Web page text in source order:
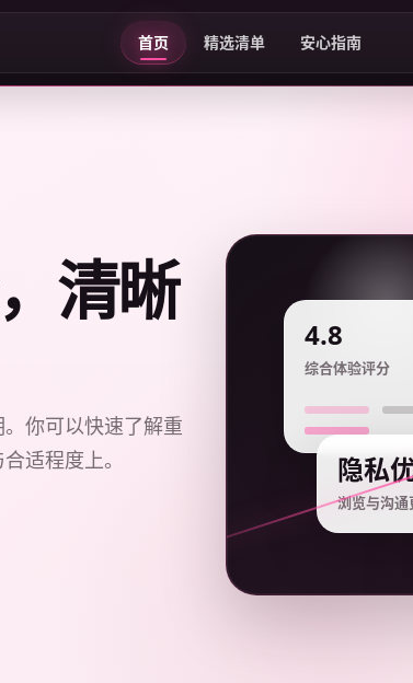
首页 精选清单 安心指南
清晰
你可以快速了解重
适程度上。
4.8
综合体验评分
隐私
浏览与沟通